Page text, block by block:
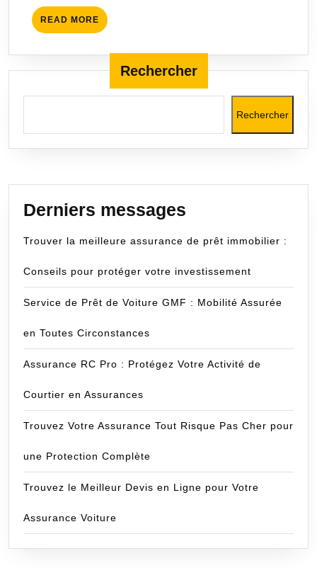
READ MORE READ
MORE
Rechercher
Rechercher
Derniers messages
Trouver la meilleure assurance de prêt immobilier :
Conseils pour protéger votre investissement
Service de Prêt de Voiture GMF : Mobilité Assurée
en Toutes Circonstances
Assurance RC Pro : Protégez Votre Activité de
Courtier en Assurances
Trouvez Votre Assurance Tout Risque Pas Cher pour
une Protection Complète
Trouvez le Meilleur Devis en Ligne pour Votre
Assurance Voiture